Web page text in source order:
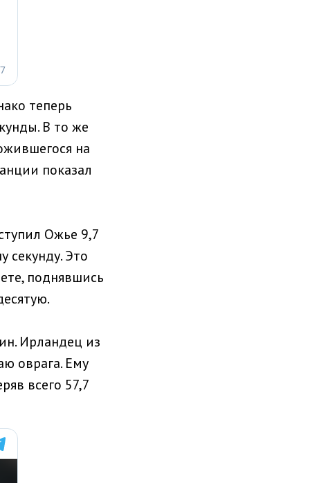
теперь
В то же
на
показал
Ожье 9,7
секунду. Это
поднявшись
Ирландец из
оврага. Ему
всего 57,7